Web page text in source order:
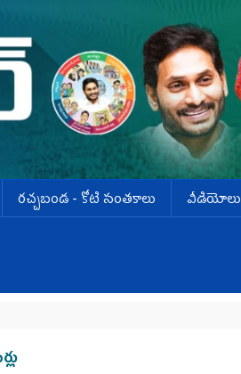
ర‌చ్చ‌బండ‌ - కోటి సంత‌కాలు వీడియోలు